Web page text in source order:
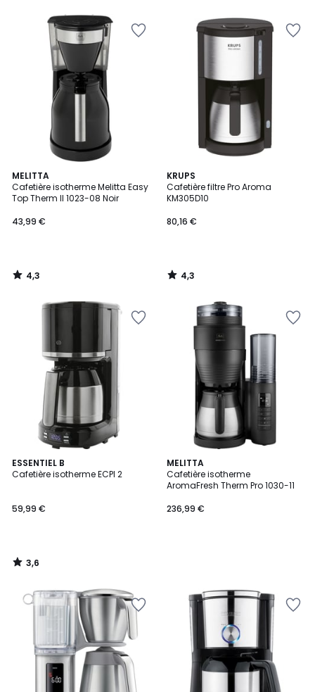
MELITTA
Cafetière isotherme Melitta Easy
Top Therm II 1023-08 Noir
43,99 €
4,3
/ 5
4,3
/
KRUPS
Cafetière filtre Pro Aroma
KM305D10
80,16 €
4,3
/ 5
4,3
/
ESSENTIEL B
Cafetière isotherme ECPI 2
59,99 €
3,6
/ 5
3,6
/
MELITTA
Cafetière isotherme
AromaFresh Therm Pro 1030-11
236,99 €